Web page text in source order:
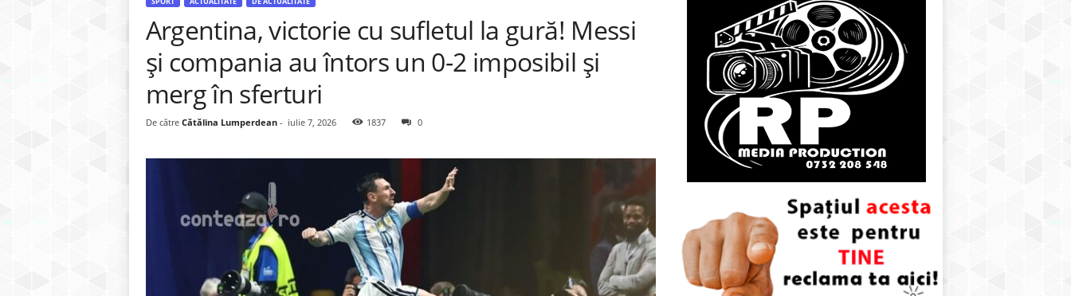
Argentina, victorie cu sufletul la gură! Messi
și compania au întors un 0-2 imposibil și
merg în sferturi
De către Cătălina Lumperdean- iulie 7, 2026 1837 0